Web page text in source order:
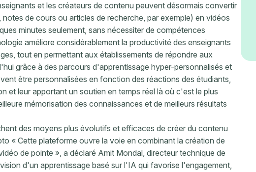
et les créateurs de contenu peuvent désormais convertir
de cours ou articles de recherche, par exemple) en vidéos
minutes seulement, sans nécessiter de compétences
améliore considérablement la productivité des enseignants
tout en permettant aux établissements de répondre aux
grâce à des parcours d'apprentissage hyper-personnalisés et
être personnalisées en fonction des réactions des étudiants,
et leur apportant un soutien en temps réel là où c'est le plus
mémorisation des connaissances et de meilleurs résultats
des moyens plus évolutifs et efficaces de créer du contenu
« Cette plateforme ouvre la voie en combinant la création de
de pointe », a déclaré Amit Mondal, directeur technique de
d'un apprentissage basé sur l'IA qui favorise l'engagement,